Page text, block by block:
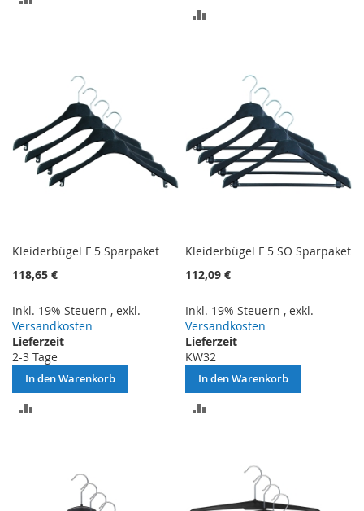
Kleiderbügel F 5 Sparpaket
118,65 €
Inkl. 19% Steuern , exkl.
Versandkosten
Lieferzeit
2-3 Tage
In den Warenkorb
Kleiderbügel F 5 SO Sparpaket
112,09 €
Inkl. 19% Steuern ,exkl.
Versandkosten
Lieferzeit
KW32
In den Warenkorb
HINZUFÜGEN